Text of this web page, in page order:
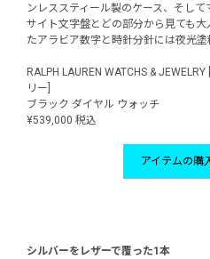
ンレススティール製のケース、そし
サイト文字盤とどの部分から見ても
たアラビア数字と時針分針には夜光塗
RALPH LAUREN WATCHS &
リー]
ブラック ダイヤル ウォッチ
¥539,000 税込
アイテムの購
シルバーをレザーで覆った1本